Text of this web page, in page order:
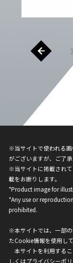
※当サイトで使われる
がございますが、ご了承
※当サイトに掲載され
載をお断りします。
*Product image for
*Any use or
prohibited.
※本サイトでは、一部
たCookie情報を使用して
本サイトを利用する
しくはプライバシーポ